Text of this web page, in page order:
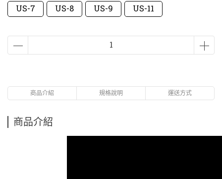
US-7
US-8 US-9 US-11
商品介紹 規格說明 運送方式
商品介紹